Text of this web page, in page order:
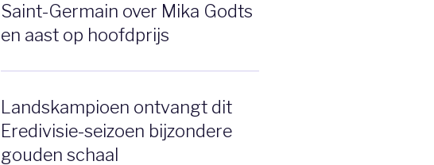
Saint-Germain over Mika Godts
en aast op hoofdprijs
Landskampioen ontvangt dit
Eredivisie-seizoen bijzondere
gouden schaal